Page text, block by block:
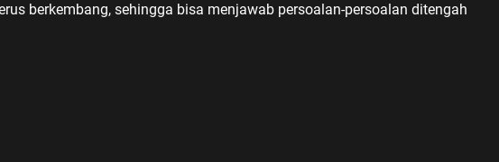
berkembang, sehingga bisa menjawab persoalan-persoalan ditengah